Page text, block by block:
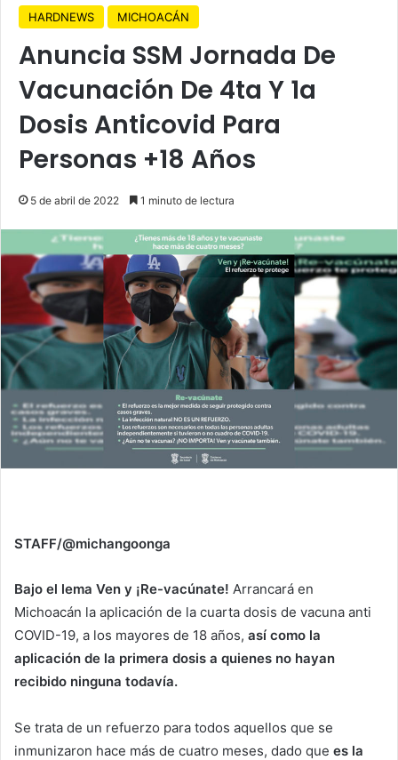
HARDNEWS MICHOACÁN
Anuncia SSM Jornada De
Vacunación De 4ta Y 1a
Dosis Anticovid Para
Personas +18 Años
5 de abril de 2022 1 minuto de lectura
STAFF/@michangoonga
Bajo el lema Ven y ¡Re-vacúnate! Arrancará en
Michoacán la aplicación de la cuarta dosis de vacuna anti
COVID-19, a los mayores de 18 años, así como la
aplicación de la primera dosis a quienes no hayan
recibido ninguna todavía.
Se trata de un refuerzo para todos aquellos que se
inmunizaron hace más de cuatro meses, dado que es la